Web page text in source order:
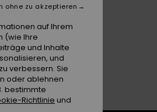
Forest
auf Ihrem
(wie Ihre
und Inhalte
und
verbessern. Sie
oder ablehnen
bestimmte
Richtlinie und
ohne zu akzeptieren